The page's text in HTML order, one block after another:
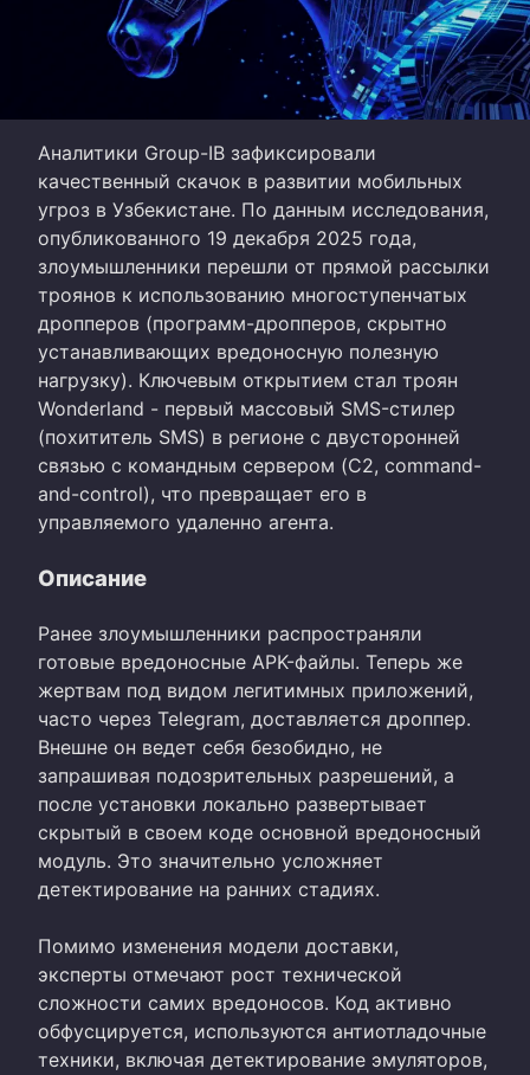
Аналитики Group-IB зафиксировали
качественный скачок в развитии мобильных
угроз в Узбекистане. По данным исследования,
опубликованного 19 декабря 2025 года,
злоумышленники перешли от прямой рассылки
троянов к использованию многоступенчатых
дропперов (программ-дропперов, скрытно
устанавливающих вредоносную полезную
нагрузку). Ключевым открытием стал троян
Wonderland - первый массовый SMS-стилер
(похититель SMS) в регионе с двусторонней
связью с командным сервером (C2, command-
and-control), что превращает его в
управляемого удаленно агента.
Описание
Ранее злоумышленники распространяли
готовые вредоносные APK-файлы. Теперь же
жертвам под видом легитимных приложений,
часто через Telegram, доставляется дроппер.
Внешне он ведет себя безобидно, не
запрашивая подозрительных разрешений, а
после установки локально развертывает
скрытый в своем коде основной вредоносный
модуль. Это значительно усложняет
детектирование на ранних стадиях.
Помимо изменения модели доставки,
эксперты отмечают рост технической
сложности самих вредоносов. Код активно
обфусцируется, используются антиотладочные
техники, включая детектирование эмуляторов,